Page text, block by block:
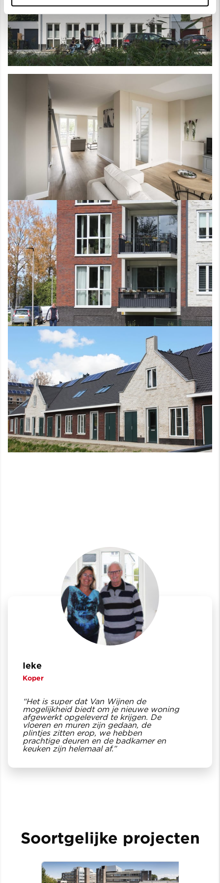
Ieke
Koper
“Het is super dat Van Wijnen de
mogelijkheid biedt om je nieuwe woning
afgewerkt opgeleverd te krijgen. De
vloeren en muren zijn gedaan, de
plintjes zitten erop, we hebben
prachtige deuren en de badkamer en
keuken zijn helemaal af.”
Soortgelijke projecten